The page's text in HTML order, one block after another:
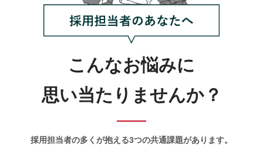
こんなお悩みに
思い当たりませんか？
採用担当者の多くが抱える3つの共通課題があります。